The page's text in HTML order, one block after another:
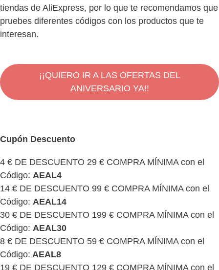
tiendas de AliExpress, por lo que te recomendamos que
pruebes diferentes códigos con los productos que te
interesan.
¡¡QUIERO IR A LAS OFERTAS DEL
ANIVERSARIO YA!!
Cupón Descuento
4 € DE DESCUENTO 29 € COMPRA MÍNIMA con el
Código: AEAL4
14 € DE DESCUENTO 99 € COMPRA MÍNIMA con el
Código: AEAL14
30 € DE DESCUENTO 199 € COMPRA MÍNIMA con el
Código: AEAL30
8 € DE DESCUENTO 59 € COMPRA MÍNIMA con el
Código: AEAL8
19 € DE DESCUENTO 129 € COMPRA MÍNIMA con el